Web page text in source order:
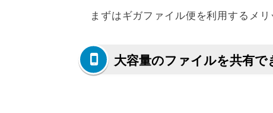
まずはギガファイル便を利用するメリ
大容量のファイルを共有で